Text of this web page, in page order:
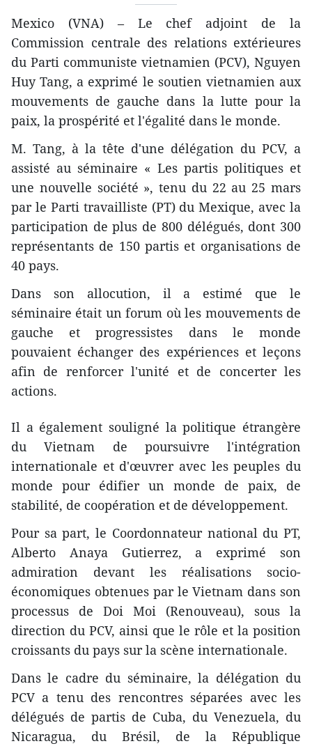
Mexico (VNA) – Le chef adjoint de la
Commission centrale des relations extérieures
du Parti communiste vietnamien (PCV), Nguyen
Huy Tang, a exprimé le soutien vietnamien aux
mouvements de gauche dans la lutte pour la
paix, la prospérité et l'égalité dans le monde.
M. Tang, à la tête d'une délégation du PCV, a
assisté au séminaire « Les partis politiques et
une nouvelle société », tenu du 22 au 25 mars
par le Parti travailliste (PT) du Mexique, avec la
participation de plus de 800 délégués, dont 300
représentants de 150 partis et organisations de
40 pays.
Dans son allocution​, il a estimé que le
séminaire ​était un forum où les mouvements de
gauche et progressistes dans le monde
pouvaient échanger des expériences et leçons
afin de renforcer l'unité et de concerter les
actions.
Il a également souligné la politique étrangère
du Vietnam de poursuivre l'intégration
internationale et d'œuvrer avec les peuples du
monde pour édifier un monde de paix, de
stabilité, de coopération et de développement.
Pour sa part, le Coordonnateur national du PT,
Alberto Anaya Gutierrez, a exprimé son
admiration devant les réalisations socio-
économiques obtenues par le Vietnam d​ans son
processus de Doi Moi (Renouveau), sous la
direction du PCV, ainsi que le rôle et la position
croissants du pays sur la scène internationale.
Dans le cadre du séminaire, la délégation du
PCV a tenu des rencontres séparées avec les
délégués de partis de Cuba, du Venezuela, du
Nicaragua, du Brésil, de la République